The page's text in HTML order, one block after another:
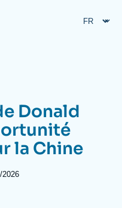
Donald
la Chine
2026